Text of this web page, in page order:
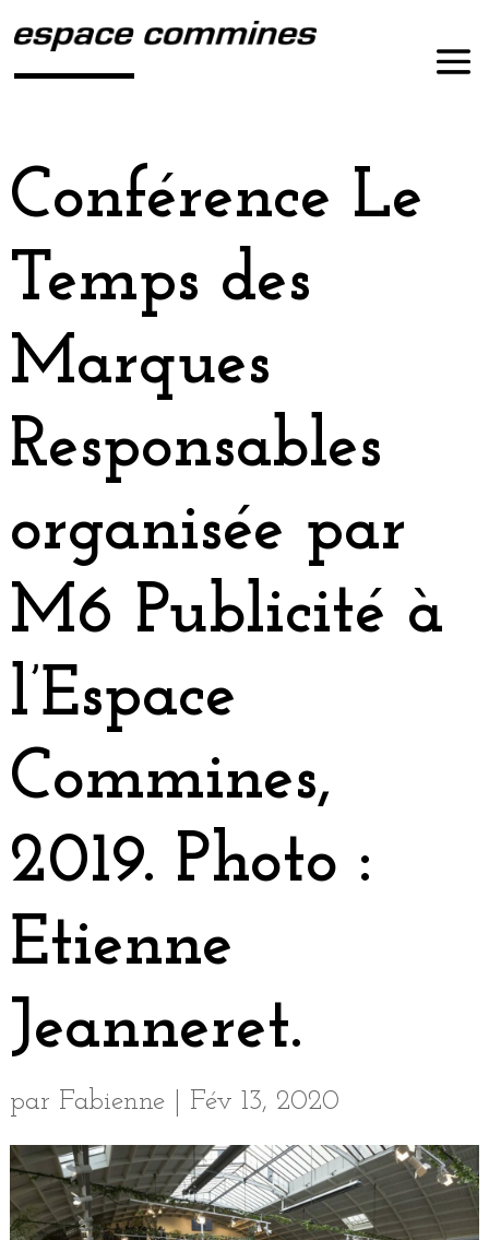
Conférence Le
Temps des
Marques
Responsables
organisée par
M6 Publicité à
l’Espace
Commines,
2019. Photo :
Etienne
Jeanneret.
par Fabienne| Fév 13, 2020